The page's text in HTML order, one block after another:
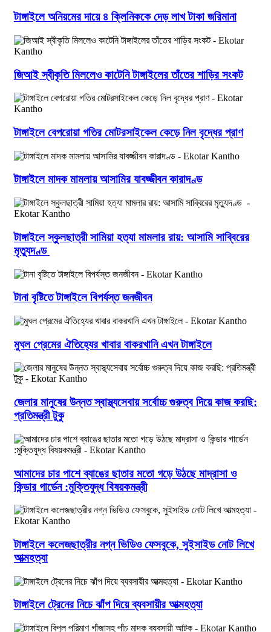
টাঙ্গাইলে অনিয়মের দায়ে ৪ ক্লিনিককে দেড় লাখ টাকা জরিমানা
জিআই স্বীকৃতি মিললেও কাটেনি টাঙ্গাইলের তাঁতের শাড়ির সংকট
টাঙ্গাইলে বেপরোয়া গতির মোটরসাইকেল কেড়ে নিল বৃদ্ধের প্রাণ
টাঙ্গাইলে মাদক মামলায় আসামির যাবজ্জীবন কারাদণ্ড
টাঙ্গাইলে স্কুলছাত্রী সামিয়া হত্যা মামলার রায়: আসামি সাব্বিরের
মৃত্যুদণ্ড
টানা বৃষ্টিতে টাঙ্গাইলে বিপর্যস্ত জনজীবন
মুঘল প্রেমের ঐতিহ্যের খাবার বাকরখানি এখন টাঙ্গাইলে
জেলার মানুষের উন্নত স্বাস্থ্যসেবায় সর্বোচ্চ গুরুত্ব দিয়ে কাজ করছি:
প্রতিমন্ত্রী টুকু
আমাদের চার পাশে ব্যাঙের ছাতার মতো গড়ে উঠছে মাদ্রাসা ও
কিন্ডার গার্ডেন :মুক্তিযুদ্ধ বিষয়কমন্ত্রী
টাঙ্গাইলে কলেজছাত্রীর নগ্ন ভিডিও ফেসবুকে, সুইসাইড নোট লিখে
আত্মহত্যা
টাঙ্গাইলে ট্রেনের নিচে ঝাঁপ দিয়ে ব্যবসায়ীর আত্মহত্যা